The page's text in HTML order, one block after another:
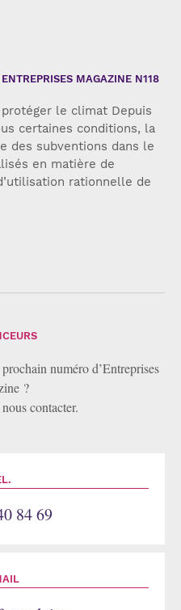
MAGAZINE N118
le climat Depuis
certaines conditions, la
des subventions dans le
en matière de
rationnelle de
numéro d’Entreprises
?
contacter.
84 69